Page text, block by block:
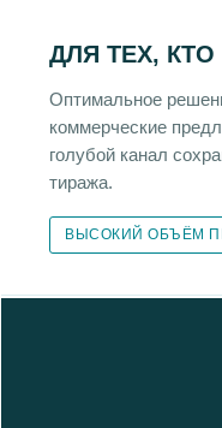
ДЛЯ ТЕХ,
Оптимальное
коммерческие
голубой канал
тиража.
ВЫСОКИЙ ОБЪЁМ